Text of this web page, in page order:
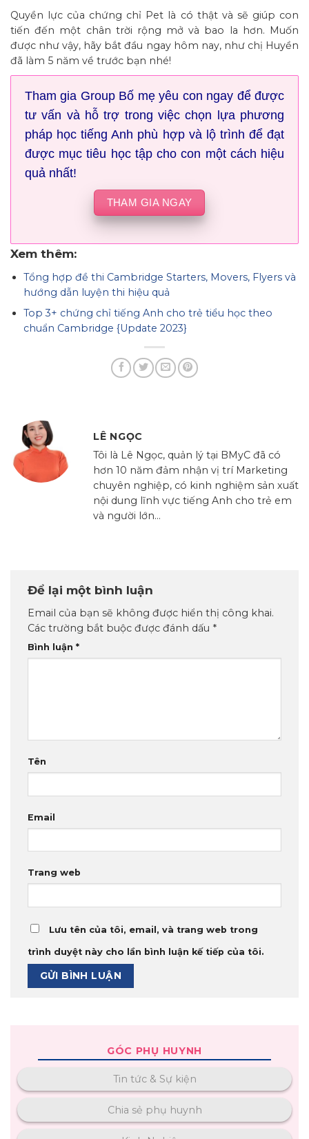
Quyền lực của chứng chỉ Pet là có thật và sẽ giúp con
tiến đến một chân trời rộng mở và bao la hơn. Muốn
được như vậy, hãy bắt đầu ngay hôm nay, như chị Huyền
đã làm 5 năm về trước bạn nhé!
Tham gia Group Bố mẹ yêu con ngay để được
tư vấn và hỗ trợ trong việc chọn lựa phương
pháp học tiếng Anh phù hợp và lộ trình để đạt
được mục tiêu học tập cho con một cách hiệu
quả nhất!
THAM GIA NGAY
Xem thêm:
Tổng hợp đề thi Cambridge Starters, Movers, Flyers và
hướng dẫn luyện thi hiệu quả
Top 3+ chứng chỉ tiếng Anh cho trẻ tiểu học theo
chuẩn Cambridge {Update 2023}
LÊ NGỌC
Tôi là Lê Ngọc, quản lý tại BMyC đã có
hơn 10 năm đảm nhận vị trí Marketing
chuyên nghiệp, có kinh nghiệm sản xuất
nội dung lĩnh vực tiếng Anh cho trẻ em
và người lớn...
Để lại một bình luận
Email của bạn sẽ không được hiển thị công khai.
Các trường bắt buộc được đánh dấu *
Bình luận *
Tên
Email
Trang web
Lưu tên của tôi, email, và trang web trong
trình duyệt này cho lần bình luận kế tiếp của tôi.
GÓC PHỤ HUYNH
Tin tức & Sự kiện
Chia sẻ phụ huynh